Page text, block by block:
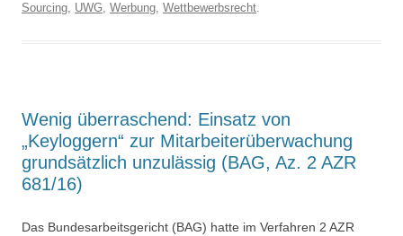
Sourcing, UWG, Werbung, Wettbewerbsrecht.
Wenig überraschend: Einsatz von
„Keyloggern“ zur Mitarbeiterüberwachung
grundsätzlich unzulässig (BAG, Az. 2 AZR
681/16)
Das Bundesarbeitsgericht (BAG) hatte im Verfahren 2 AZR